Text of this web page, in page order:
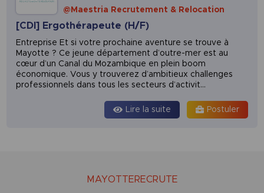
@Maestria Recrutement & Relocation
[CDI] Ergothérapeute (H/F)
Entreprise Et si votre prochaine aventure se trouve à
Mayotte ? Ce jeune département d’outre-mer est au
cœur d’un Canal du Mozambique en plein boom
économique. Vous y trouverez d’ambitieux challenges
professionnels dans tous les secteurs d’activit...
Lire la suite Postuler
MAYOTTERECRUTE